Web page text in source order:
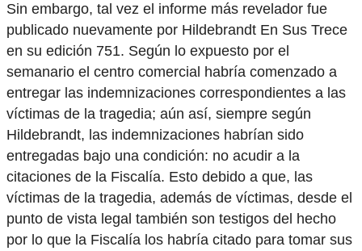
Sin embargo, tal vez el informe más revelador fue
publicado nuevamente por Hildebrandt En Sus Trece
en su edición 751. Según lo expuesto por el
semanario el centro comercial habría comenzado a
entregar las indemnizaciones correspondientes a las
víctimas de la tragedia; aún así, siempre según
Hildebrandt, las indemnizaciones habrían sido
entregadas bajo una condición: no acudir a la
citaciones de la Fiscalía. Esto debido a que, las
víctimas de la tragedia, además de víctimas, desde el
punto de vista legal también son testigos del hecho
por lo que la Fiscalía los habría citado para tomar sus